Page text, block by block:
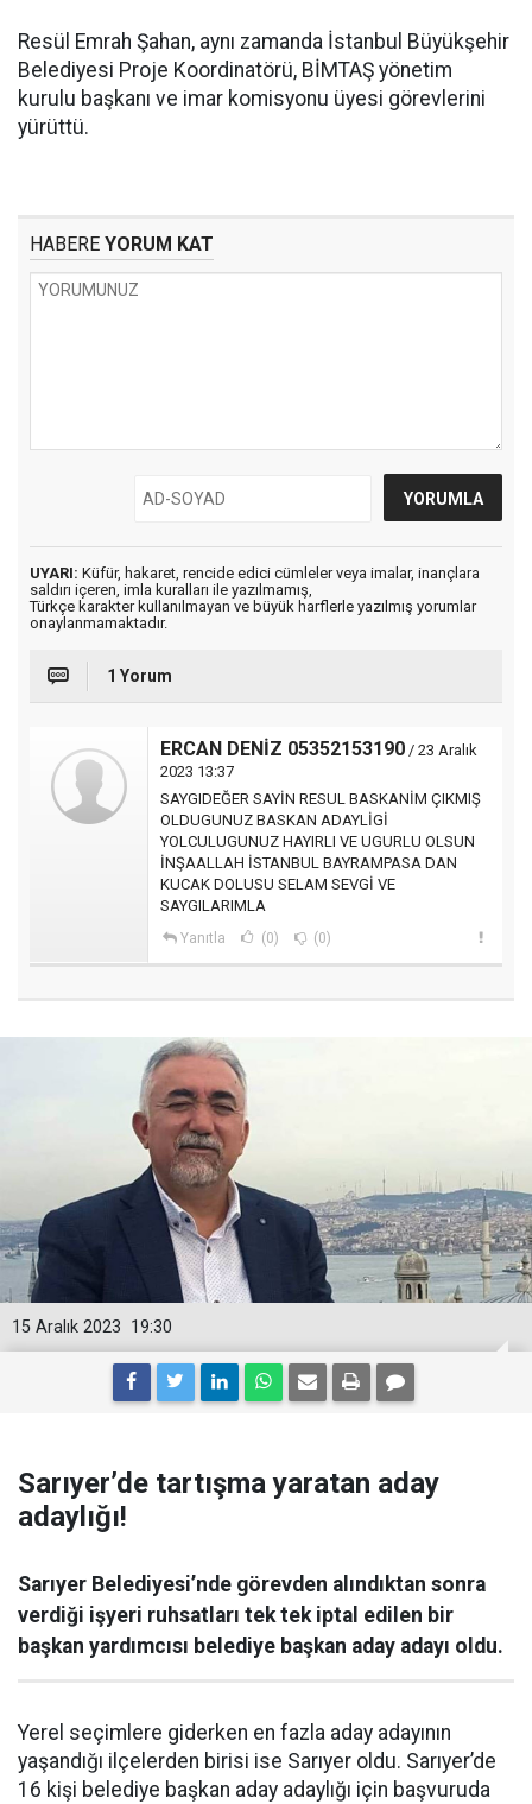
Resül Emrah Şahan, aynı zamanda İstanbul Büyükşehir
Belediyesi Proje Koordinatörü, BİMTAŞ yönetim
kurulu başkanı ve imar komisyonu üyesi görevlerini
yürüttü.
HABERE YORUM KAT
UYARI: Küfür, hakaret, rencide edici cümleler veya imalar, inançlara
saldırı içeren, imla kuralları ile yazılmamış,
Türkçe karakter kullanılmayan ve büyük harflerle yazılmış yorumlar
onaylanmamaktadır.
1 Yorum
ERCAN DENİZ 05352153190 / 23 Aralık
2023 13:37
SAYGIDEĞER SAYİN RESUL BASKANİM ÇIKMIŞ
OLDUGUNUZ BASKAN ADAYLİGİ
YOLCULUGUNUZ HAYIRLI VE UGURLU OLSUN
İNŞAALLAH İSTANBUL BAYRAMPASA DAN
KUCAK DOLUSU SELAM SEVGİ VE
SAYGILARIMLA
Yanıtla (0) (0)
19:30
15 Aralık 2023
Sarıyer’de tartışma yaratan aday
adaylığı!
Sarıyer Belediyesi’nde görevden alındıktan sonra
verdiği işyeri ruhsatları tek tek iptal edilen bir
başkan yardımcısı belediye başkan aday adayı oldu.
Yerel seçimlere giderken en fazla aday adayının
yaşandığı ilçelerden birisi ise Sarıyer oldu. Sarıyer’de
16 kişi belediye başkan aday adaylığı için başvuruda